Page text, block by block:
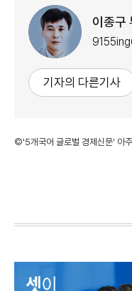
이종구
기자의 다른기사
©'5개국어 글로벌 경제신문' 아주